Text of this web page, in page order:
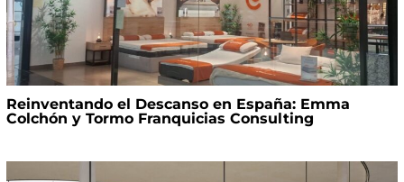
Reinventando el Descanso en España: Emma
Colchón y Tormo Franquicias Consulting